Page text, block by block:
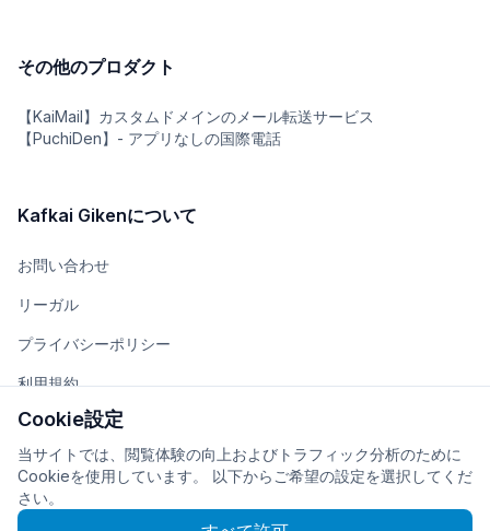
その他のプロダクト
【KaiMail】カスタムドメインのメール転送サービス
【PuchiDen】- アプリなしの国際電話
Kafkai Gikenについて
お問い合わせ
リーガル
プライバシーポリシー
利用規約
チーム
会社概要
Cookie設定
当サイトでは、閲覧体験の向上およびトラフィック分析のために
Cookieを使用しています。 以下からご希望の設定を選択してくだ
さい。